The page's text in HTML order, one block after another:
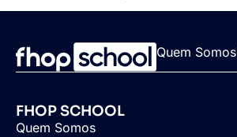
Quem Somos
FHOP SCHOOL
Quem Somos